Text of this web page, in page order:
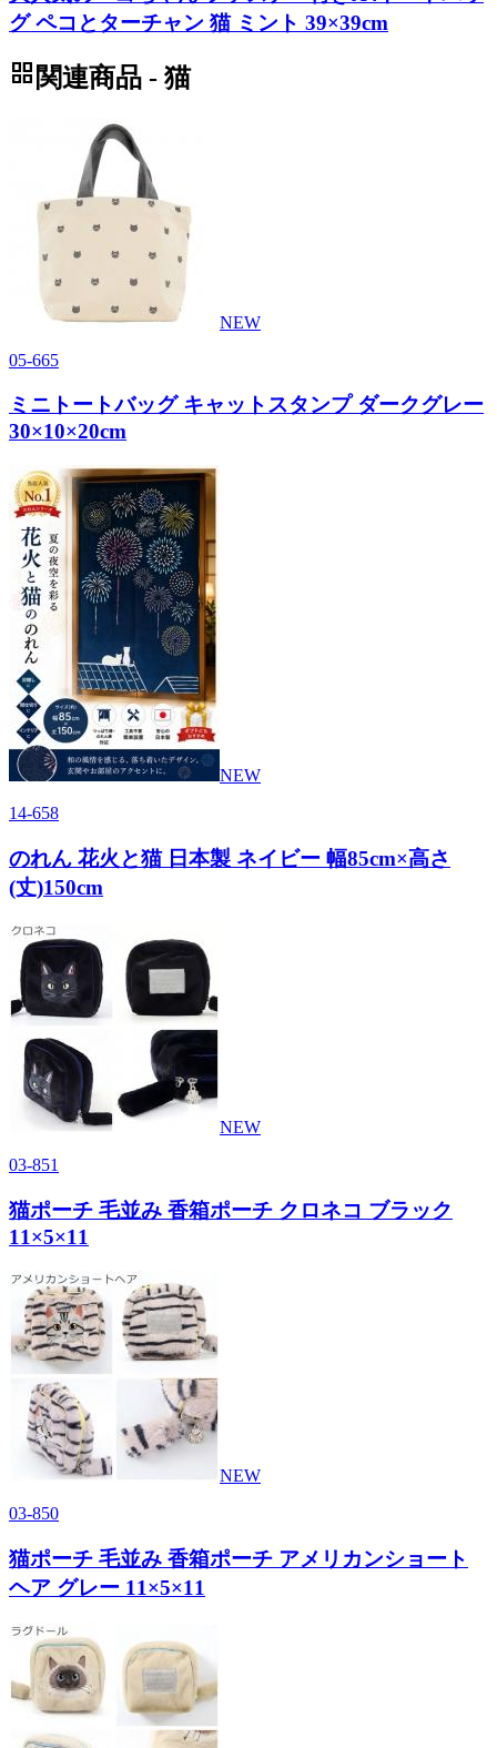
グ ペコとターチャン 猫 ミント 39×39cm
grid_view 関連商品 - 猫
NEW
05-665
ミニトートバッグ キャットスタンプ ダークグレー
30×10×20cm
NEW
14-658
のれん 花火と猫 日本製 ネイビー 幅85cm×高さ
(丈)150cm
NEW
03-851
猫ポーチ 毛並み 香箱ポーチ クロネコ ブラック
11×5×11
NEW
03-850
猫ポーチ 毛並み 香箱ポーチ アメリカンショート
ヘア グレー 11×5×11